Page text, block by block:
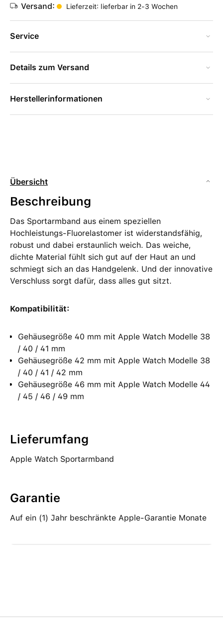
Versand: Lieferzeit: lieferbar in 2-3 Wochen
Service
Details zum Versand
Herstellerinformationen
Übersicht
Beschreibung
Das Sportarmband aus einem speziellen
Hochleistungs-Fluorelastomer ist widerstandsfähig,
robust und dabei erstaunlich weich. Das weiche,
dichte Material fühlt sich gut auf der Haut an und
schmiegt sich an das Handgelenk. Und der innovative
Verschluss sorgt dafür, dass alles gut sitzt.
Kompatibilität:
Gehäusegröße 40 mm mit Apple Watch Modelle 38
/ 40 / 41 mm
Gehäusegröße 42 mm mit Apple Watch Modelle 38
/ 40 / 41 / 42 mm
Gehäusegröße 46 mm mit Apple Watch Modelle 44
/ 45 / 46 / 49 mm
Lieferumfang
Apple Watch Sportarmband
Garantie
Auf ein (1) Jahr beschränkte Apple-Garantie Monate